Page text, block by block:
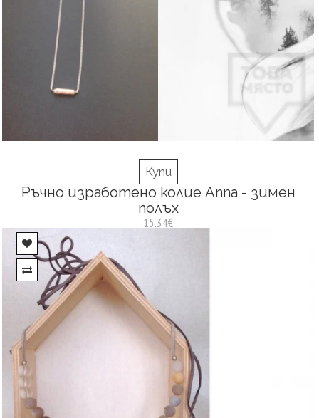
Купи
Ръчно изработено колие Anna - зимен
полъх
15.34€